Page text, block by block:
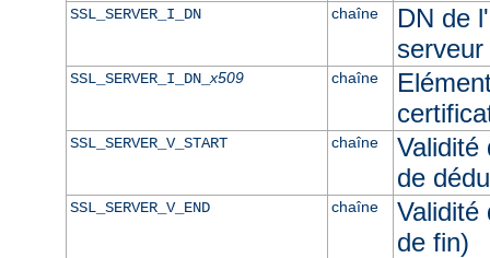
SSL_SERVER_I_DN chaîne
DN de
serveur
SSL_SERVER_I_DN_x509 chaîne
SSL_SERVER_V_START chaîne
Validité
de
SSL_SERVER_V_END chaîne
Validité
de fin)